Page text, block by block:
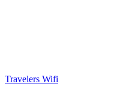
Travelers Wifi